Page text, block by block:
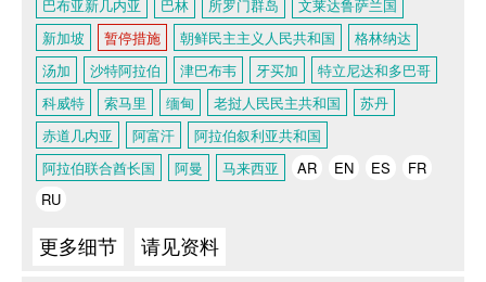
巴布亚新几内亚
巴林 所罗门群岛
文莱达鲁萨兰国
新加坡
暂停措施 朝鲜民主主义人民共和国
格林纳达
汤加
沙特阿拉伯 津巴布韦 牙买加
特立尼达和多巴哥
科威特
索马里 缅甸 老挝人民民主共和国
苏丹
赤道几内亚
阿富汗
阿拉伯叙利亚共和国
阿拉伯联合酋长国
阿曼 马来西亚 AR EN ES
FR
RU
更多细节 请见资料